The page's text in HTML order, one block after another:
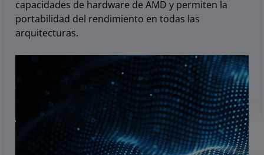
capacidades de hardware de AMD y permiten la
portabilidad del rendimiento en todas las
arquitecturas.